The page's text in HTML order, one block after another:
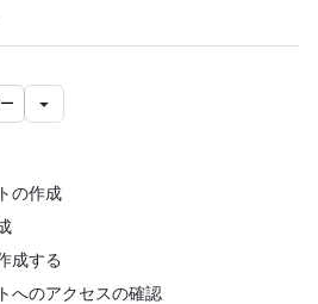
の作成
成する
へのアクセスの確認